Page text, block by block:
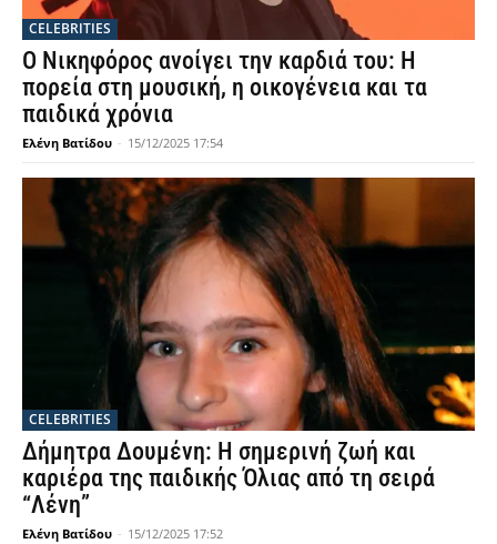
CELEBRITIES
Ο Νικηφόρος ανοίγει την καρδιά του: Η
πορεία στη μουσική, η οικογένεια και τα
παιδικά χρόνια
Ελένη Βατίδου - 15/12/2025 17:54
CELEBRITIES
Δήμητρα Δουμένη: Η σημερινή ζωή και
καριέρα της παιδικής Όλιας από τη σειρά
“Λένη”
Ελένη Βατίδου - 15/12/2025 17:52